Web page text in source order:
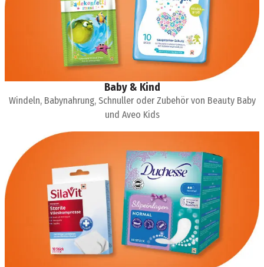
Baby & Kind
Windeln, Babynahrung, Schnuller oder Zubehör von Beauty Baby
und Aveo Kids